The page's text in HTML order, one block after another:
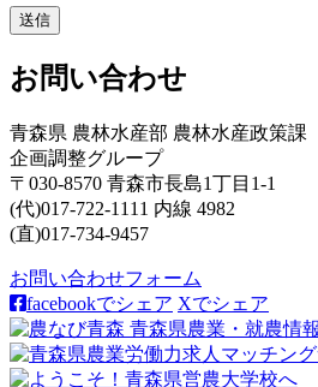
お問い合わせ
青森県 農林水産部 農林水産政策課
企画調整グループ
〒030-8570 青森市長島1丁目1-1
(代)017-722-1111 内線 4982
(直)017-734-9457
お問い合わせフォーム
facebookでシェア Xでシェア